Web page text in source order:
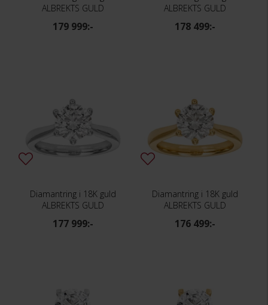
ALBREKTS GULD
179 999:-
ALBREKTS GULD
178 499:-
Diamantring i 18K guld
ALBREKTS GULD
177 999:-
Diamantring i 18K guld
ALBREKTS GULD
176 499:-